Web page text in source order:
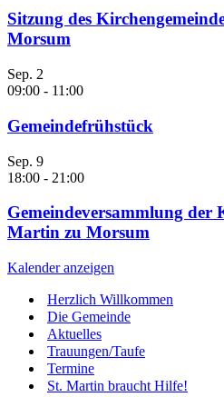
Sitzung des
Morsum
Sep. 2
09:00 - 11:00
Gemeindefrühstück
Sep. 9
18:00 - 21:00
Gemeindeversammlung der
Martin zu Morsum
Kalender anzeigen
Herzlich Willkommen
Die Gemeinde
Aktuelles
Trauungen/Taufe
Termine
St. Martin braucht Hilfe!